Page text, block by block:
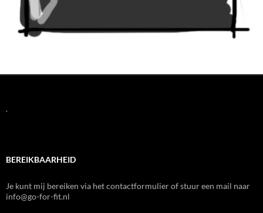
.
BEREIKBAARHEID
Je kunt mij bereiken via het contactformulier of stuur een mail naar
info@go-for-fit.nl